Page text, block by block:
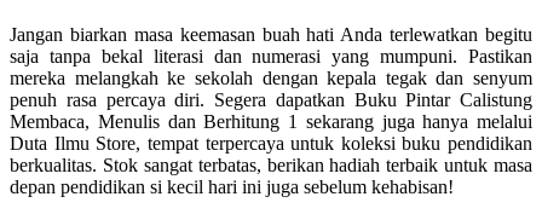
Jangan biarkan masa keemasan buah hati Anda terlewatkan begitu
saja tanpa bekal literasi dan numerasi yang mumpuni. Pastikan
mereka melangkah ke sekolah dengan kepala tegak dan senyum
penuh rasa percaya diri. Segera dapatkan Buku Pintar Calistung
Membaca, Menulis dan Berhitung 1 sekarang juga hanya melalui
Duta Ilmu Store, tempat terpercaya untuk koleksi buku pendidikan
berkualitas. Stok sangat terbatas, berikan hadiah terbaik untuk masa
depan pendidikan si kecil hari ini juga sebelum kehabisan!